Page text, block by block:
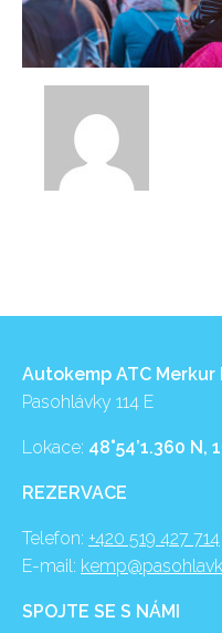
Autokemp ATC Merkur
Pasohlávky 114 E
Lokace: 48°54’1.360 N,
REZERVACE
Telefon: +420 519 427 714
E-mail:
SPOJTE SE S NÁMI